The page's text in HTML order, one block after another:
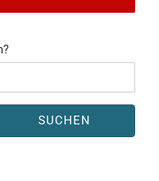
SUCHEN